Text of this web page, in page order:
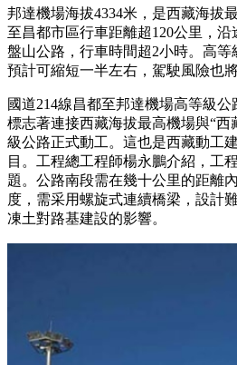
邦達機場海拔4334米，是西藏海拔
至昌都市區行車距離超120公里，
盤山公路，行車時間超2小時。高等
預計可縮短一半左右，駕駛風險也將
國道214線昌都至邦達機場高等級
標志著連接西藏海拔最高機場與“西
級公路正式動工。這也是西藏動工
目。工程總工程師楊永鵬介紹，工
題。公路南段需在幾十公里的距離
度，需采用螺旋式連續橋梁，設計
凍土對路基建設的影響。